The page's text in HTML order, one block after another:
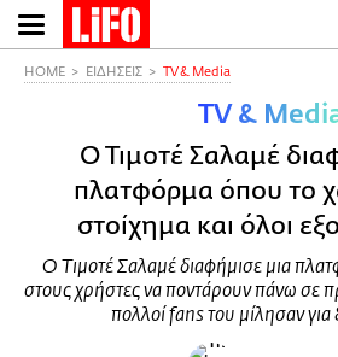
Παράκαμψη
προς
HOME ΕΙΔΗΣΕΙΣ TV & Media
TV &
Ο Τιμοτέ Σαλαμέ
πλατφόρμα όπου το
στοίχημα και όλοι
Ο Τιμοτέ Σαλαμέ διαφήμισε μια
στους χρήστες να ποντάρουν πάνω σε
πολλοί fans του μίλησαν